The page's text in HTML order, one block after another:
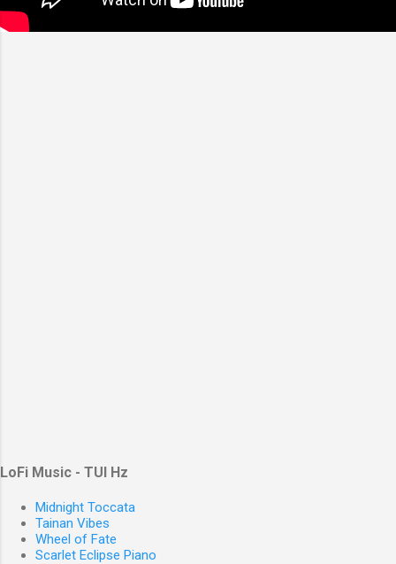
LoFi Music - TUI Hz
Midnight Toccata
Tainan Vibes
Wheel of Fate
Scarlet Eclipse Piano